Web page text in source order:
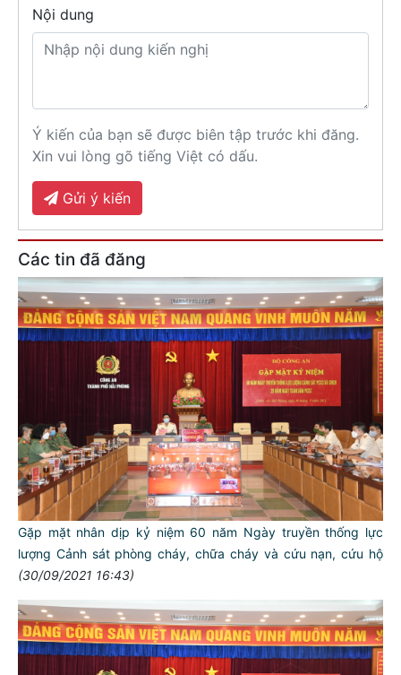
Nội dung
Ý kiến của bạn sẽ được biên tập trước khi đăng.
Xin vui lòng gõ tiếng Việt có dấu.
Gửi ý kiến
Các tin đã đăng
Gặp mặt nhân dịp kỷ niệm 60 năm Ngày truyền thống lực
lượng Cảnh sát phòng cháy, chữa cháy và cứu nạn, cứu hộ
(30/09/2021 16:43)